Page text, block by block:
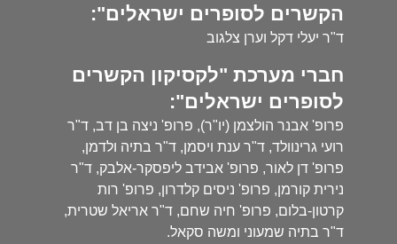
הקשרים לסופרים ישראלים":
ד"ר יעלי דקל וערן צלגוב
חברי מערכת "לקסיקון הקשרים
לסופרים ישראלים":
פרופ' אבנר הולצמן (יו"ר), פרופ' ניצה בן דב, ד"ר
רועי גרינוולד, ד"ר ענת ויסמן, ד"ר בתיה ולדמן,
פרופ' דן לאור, פרופ' אבידב ליפסקר-אלבק, ד"ר
נירית קורמן, פרופ' ניסים קלדרון, פרופ' רות
קרטון-בלום, פרופ' חיה שחם, ד"ר אריאל שטרית,
ד"ר בתיה שמעוני ומשה סקאל.